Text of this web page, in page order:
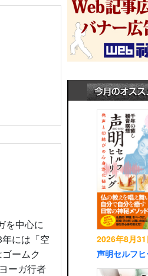
を中心に
には「空
ームク
ーガ行者
2026年8月
声明セルフ